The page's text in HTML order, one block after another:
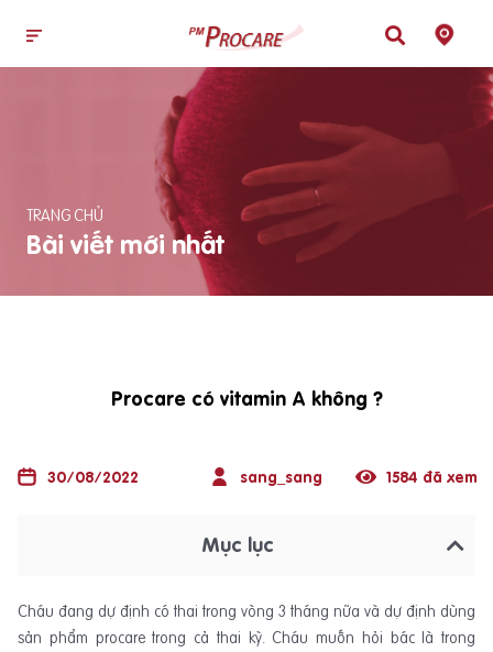
TRANG CHỦ
Bài viết mới nhất
Procare có vitamin A không ?
30/08/2022 sang_sang 1584 đã xem
Mục lục
Cháu đang dự định có thai trong vòng 3 tháng nữa và dự định dùng
sản phẩm procare trong cả thai kỳ. Cháu muốn hỏi bác là trong